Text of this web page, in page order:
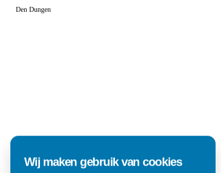
Den Dungen
Wij maken gebruik van cookies